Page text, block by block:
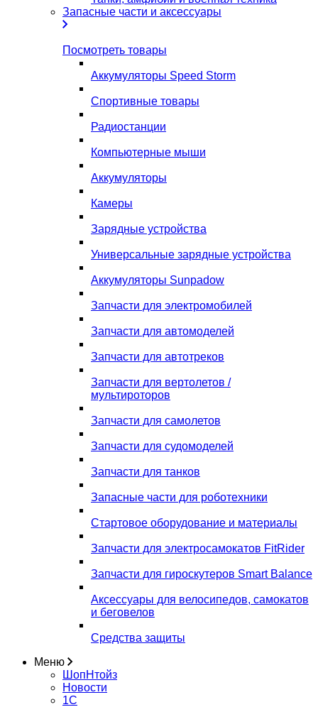
Запасные части и аксессуары
Посмотреть товары
Аккумуляторы Speed Storm
Спортивные товары
Радиостанции
Компьютерные мыши
Аккумуляторы
Камеры
Зарядные устройства
Универсальные зарядные устройства
Аккумуляторы Sunpadow
Запчасти для электромобилей
Запчасти для автомоделей
Запчасти для автотреков
Запчасти для вертолетов /
мультироторов
Запчасти для самолетов
Запчасти для судомоделей
Запчасти для танков
Запасные части для роботехники
Стартовое оборудование и материалы
Запчасти для электросамокатов FitRider
Запчасти для гироскутеров Smart Balance
Аксессуары для велосипедов, самокатов
и беговелов
Средства защиты
Меню
ШопНтойз
Новости
1C